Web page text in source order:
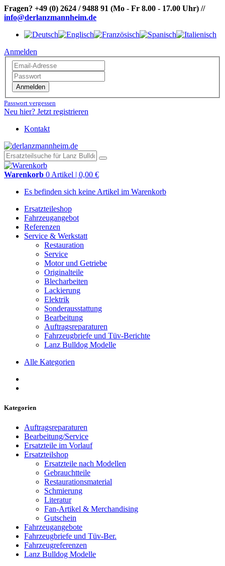
Fragen? +49 (0) 2624 / 9488 91 (Mo - Fr 8.00 - 17.00 Uhr) //
info@derlanzmannheim.de
Anmelden
Anmelden
Passwort vergessen
Neu hier? Jetzt registrieren
Kontakt
Warenkorb 0 Artikel | 0,00 €
Es befinden sich keine Artikel im Warenkorb
Ersatzteileshop
Fahrzeugangebot
Referenzen
Service & Werkstatt
Restauration
Service
Motor und Getriebe
Originalteile
Blecharbeiten
Lackierung
Elektrik
Sonderausstattung
Bearbeitung
Auftragsreparaturen
Fahrzeugbriefe und Tüv-Berichte
Lanz Bulldog Modelle
Alle Kategorien
Kategorien
Auftragsreparaturen
Bearbeitung/Service
Ersatzteile im Vorlauf
Ersatzteilshop
Ersatzteile nach Modellen
Gebrauchtteile
Restaurationsmaterial
Schmierung
Literatur
Fan-Artikel & Merchandising
Gutschein
Fahrzeugangebote
Fahrzeugbriefe und Tüv-Ber.
Fahrzeugreferenzen
Lanz Bulldog Modelle